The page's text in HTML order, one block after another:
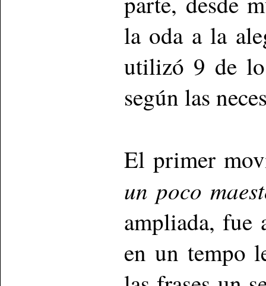
la oda a la
utilizó 9 de
según las
El primer
un poco
ampliada, fue
en un tempo